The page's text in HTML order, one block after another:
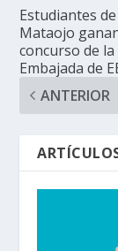
Estudiantes
Mataojo
concurso de la
Embajada de
ANTERIOR